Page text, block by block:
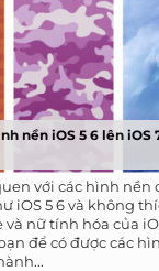
nền iOS 5 6 lên iOS
với các hình nền
iOS 5 6 và không
nữ tính hóa của
để có được các